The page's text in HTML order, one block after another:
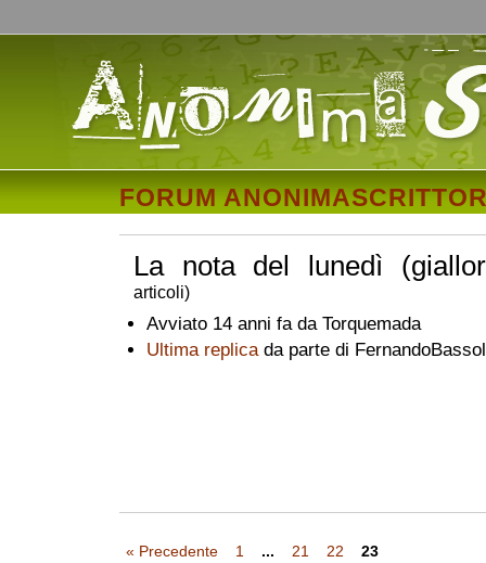
FORUM
La nota del lunedì
articoli)
Avviato 14 anni fa da Torquemada
Ultima replicada parte di
« Precedente 1 ... 21 22 23